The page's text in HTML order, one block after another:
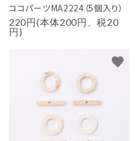
ココパーツMA2224（5個入り）
220円(本体200円、税20
円)
favorite